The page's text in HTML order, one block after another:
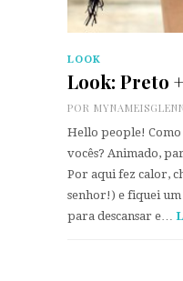
LOOK
Look: Preto
POR
Hello people! Como
vocês? Animado,
Por aqui fez calor,
senhor!) e fiquei
para descansar e…